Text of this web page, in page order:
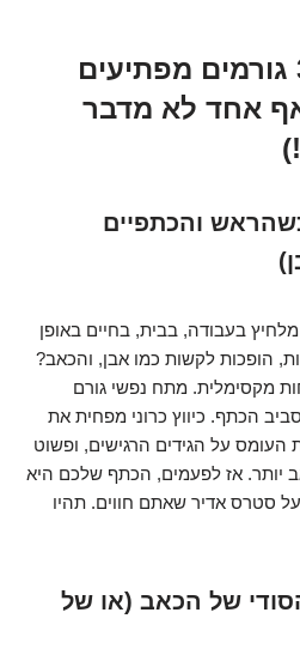
מעבר לשחיקה: 3 גורמים מפתיעים
אחד לא מדבר
והכתפיים
בעבודה, בבית, בחיים באופן
הופכות לקשות כמו אבן, והכאב?
מקסימלית. מתח נפשי גורם
הכתף. כיווץ כרוני מפחית את
העומס על הגידים הרגישים, ופשוט
יותר. אז לפעמים, הכתף שלכם היא
סטרס אדיר שאתם חווים. תהיו
הסודי של הכאב (או של